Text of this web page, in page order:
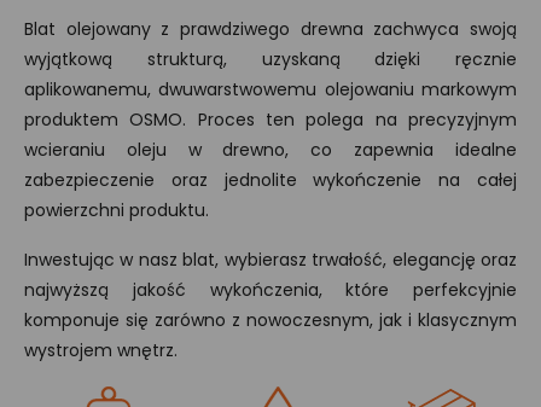
Blat olejowany z prawdziwego drewna zachwyca swoją
wyjątkową strukturą, uzyskaną dzięki ręcznie
aplikowanemu, dwuwarstwowemu olejowaniu markowym
produktem OSMO. Proces ten polega na precyzyjnym
wcieraniu oleju w drewno, co zapewnia idealne
zabezpieczenie oraz jednolite wykończenie na całej
powierzchni produktu.
Inwestując w nasz blat, wybierasz trwałość, elegancję oraz
najwyższą jakość wykończenia, które perfekcyjnie
komponuje się zarówno z nowoczesnym, jak i klasycznym
wystrojem wnętrz.